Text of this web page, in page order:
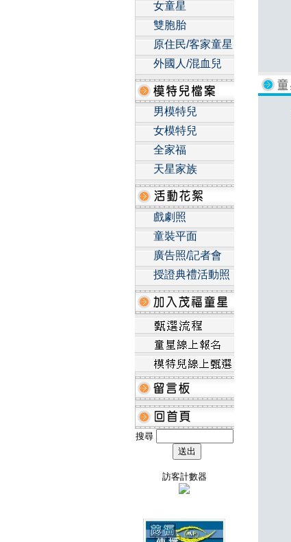
女童星
雙胞胎
原住民/客家童星
外國人/混血兒
男模特兒
女模特兒
全家福
天星家族
戲劇照
童裝平面
廣告照/記者會
授證典禮活動照
搜尋
訪客計數器